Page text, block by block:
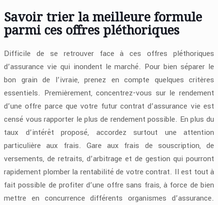
Savoir trier la meilleure formule
parmi ces offres pléthoriques
Difficile de se retrouver face à ces offres pléthoriques
d’assurance vie qui inondent le marché. Pour bien séparer le
bon grain de l’ivraie, prenez en compte quelques critères
essentiels. Premièrement, concentrez-vous sur le rendement
d’une offre parce que votre futur contrat d’assurance vie est
censé vous rapporter le plus de rendement possible. En plus du
taux d’intérêt proposé, accordez surtout une attention
particulière aux frais. Gare aux frais de souscription, de
versements, de retraits, d’arbitrage et de gestion qui pourront
rapidement plomber la rentabilité de votre contrat. Il est tout à
fait possible de profiter d’une offre sans frais, à force de bien
mettre en concurrence différents organismes d’assurance.